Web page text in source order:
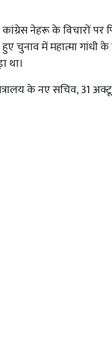
नेहरू के विचारों पर
चुनाव में महात्मा गांधी के
था।
के नए सचिव, 31